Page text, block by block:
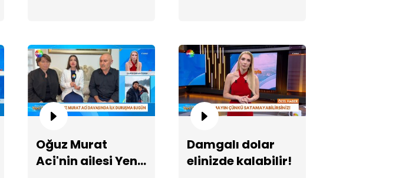
Zihni Göktay son yolculuğuna
uğurlanıyor
Oğuz Murat
Aci'nin ailesi Yeni
Damgalı dolar
elinizde kalabilir!